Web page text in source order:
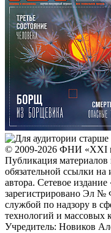
© 2009-2026 ФHИ «XXI
Публикация материалов
обязательной ссылки
автора. Сетевое
зарегистрировано Эл
службой по надзору в
технологий и массовых
Учредитель: Новиков